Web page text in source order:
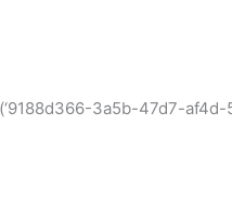
3a5b-47d7-af4d-